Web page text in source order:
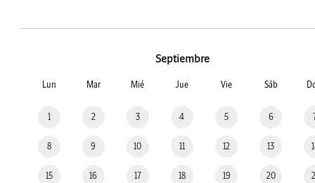
Septiembre
Lun Mar Mié Jue Vie Sáb
1 2 3 4 5 6
8 9 10 11 12 13
15 16 17 18 19 20